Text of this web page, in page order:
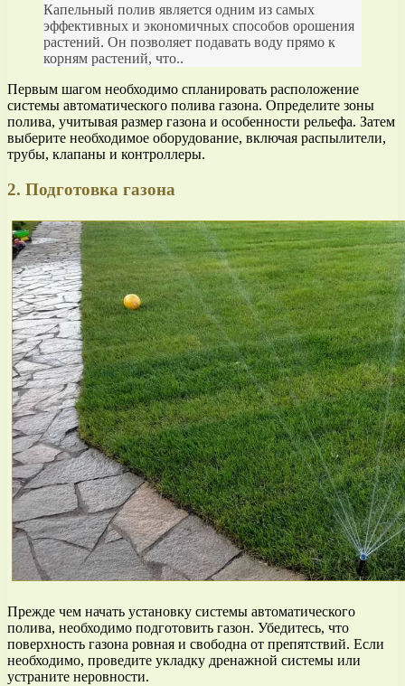
Капельный полив является одним из самых
эффективных и экономичных способов орошения
растений. Он позволяет подавать воду прямо к
корням растений, что..
Первым шагом необходимо спланировать расположение
системы автоматического полива газона. Определите зоны
полива, учитывая размер газона и особенности рельефа. Затем
выберите необходимое оборудование, включая распылители,
трубы, клапаны и контроллеры.
2. Подготовка газона
Прежде чем начать установку системы автоматического
полива, необходимо подготовить газон. Убедитесь, что
поверхность газона ровная и свободна от препятствий. Если
необходимо, проведите укладку дренажной системы или
устраните неровности.